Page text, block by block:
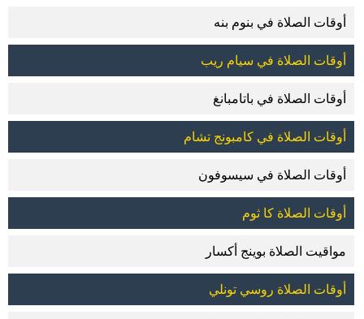
أوقات الصلاة في بنوم بنه
أوقات الصلاة في سيام ريب
أوقات الصلاة في باتامبانغ
أوقات الصلاة في كامبونج تشام
أوقات الصلاة في سيسوفون
أوقات الصلاة كا ثوم
مواقيت الصلاة بوينج أكسار
أوقات الصلاة روسي تونلي